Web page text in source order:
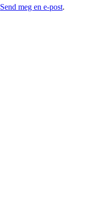
Send meg en e-post.